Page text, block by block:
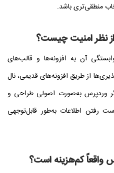
منطقی‌تری باشد.
آن به افزونه‌ها و قالب‌های
از طریق افزونه‌های قدیمی، نال
وردپرس به‌صورت اصولی طراحی و
رفتن اطلاعات به‌طور قابل‌توجهی
واقعاً کم‌هزینه است؟